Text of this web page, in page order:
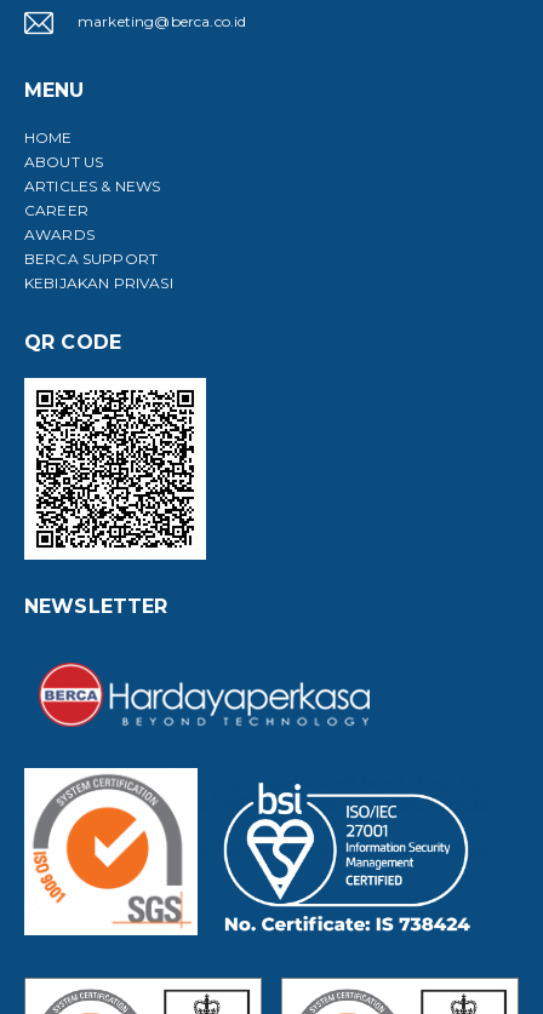
marketing@berca.co.id
MENU
HOME
ABOUT US
ARTICLES & NEWS
CAREER
AWARDS
BERCA SUPPORT
KEBIJAKAN PRIVASI
QR CODE
NEWSLETTER